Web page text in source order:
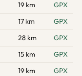
19 km
GPX
17 km
GPX
28 km
GPX
15 km
GPX
19 km
GPX